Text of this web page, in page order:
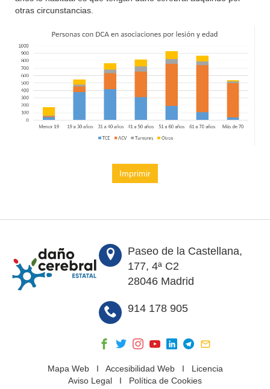
otras circunstancias.
Imprimir
Paseo de la Castellana,
177, 4ª C2
28046 Madrid
914 178 905
Mapa WebI Accesibilidad WebI Licencia
Aviso Legal I Política de Cookies